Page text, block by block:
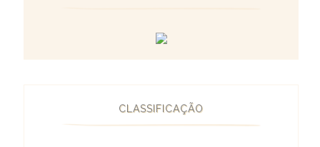
CLASSIFICAÇÃO